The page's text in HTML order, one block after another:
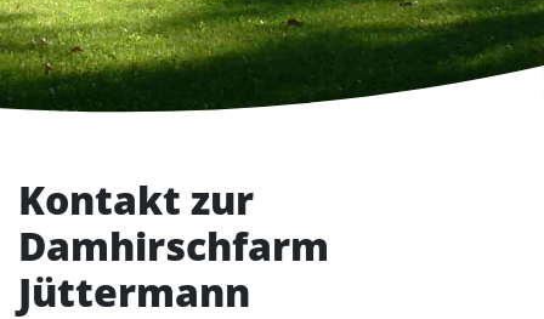
Kontakt zur
Damhirschfarm
Jüttermann